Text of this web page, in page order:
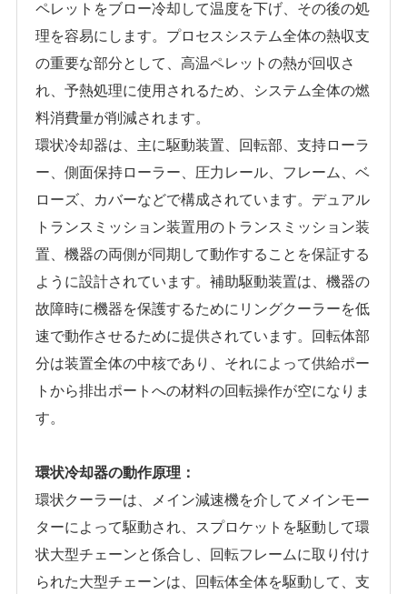
ペレットをブロー冷却して温度を下げ、その後の処
理を容易にします。プロセスシステム全体の熱収支
の重要な部分として、高温ペレットの熱が回収さ
れ、予熱処理に使用されるため、システム全体の燃
料消費量が削減されます。
環状冷却器は、主に駆動装置、回転部、支持ローラ
ー、側面保持ローラー、圧力レール、フレーム、ベ
ローズ、カバーなどで構成されています。デュアル
トランスミッション装置用のトランスミッション装
置、機器の両側が同期して動作することを保証する
ように設計されています。補助駆動装置は、機器の
故障時に機器を保護するためにリングクーラーを低
速で動作させるために提供されています。回転体部
分は装置全体の中核であり、それによって供給ポー
トから排出ポートへの材料の回転操作が空になりま
す。
環状冷却器の動作原理：
環状クーラーは、メイン減速機を介してメインモー
ターによって駆動され、スプロケットを駆動して環
状大型チェーンと係合し、回転フレームに取り付け
られた大型チェーンは、回転体全体を駆動して、支